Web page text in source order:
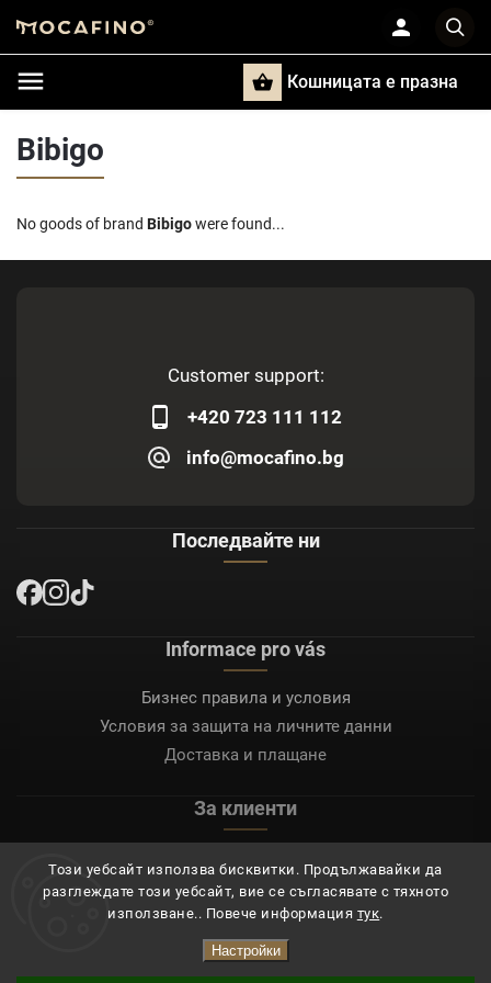
Този уебсайт използва бисквитки. Продължавайки да
разглеждате този уебсайт, вие се съгласявате с тяхното
използване.. Повече информация тук.
Настройки
Кошницата e празна
Bibigo
No goods of brand Bibigowere found...
Customer support:
+420 723 111 112
info@mocafino.bg
Последвайте ни
Informace pro vás
Бизнес правила и условия
Условия за защита на личните данни
Доставка и плащане
За клиенти
Регистрация
Вход